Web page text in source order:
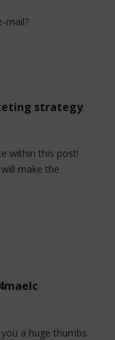
mail?
strategy
within this post!
make the
a huge thumbs